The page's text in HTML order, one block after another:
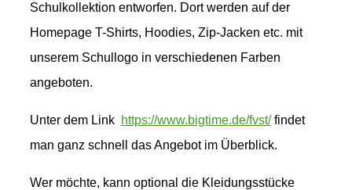
Schulkollektion entworfen. Dort werden auf der
Homepage T-Shirts, Hoodies, Zip-Jacken etc. mit
unserem Schullogo in verschiedenen Farben
angeboten.
Unter dem Link https://www.bigtime.de/fvst/findet
man ganz schnell das Angebot im Überblick.
Wer möchte, kann optional die Kleidungsstücke